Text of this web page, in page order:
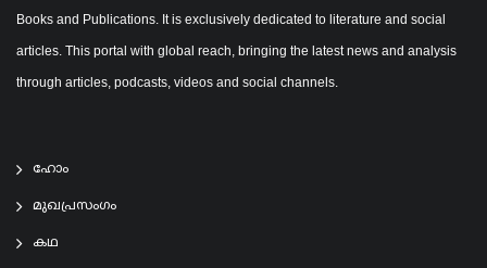
Books and Publications. It is exclusively dedicated to literature and social
articles. This portal with global reach, bringing the latest news and analysis
through articles, podcasts, videos and social channels.
ഹോം
മുഖപ്രസംഗം
കഥ